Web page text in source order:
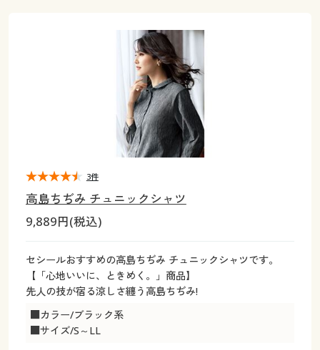
キッチン・雑貨・日用品
カーテン・ラグ・ファブリック
美容・健康・サプリメント
ジュニア・ティーンズ下着
大きいサイズ通販すべて
大きいサイズ レディース服
大きいサイズ レディース下着
大きいサイズ メンズ
大きいサイズ 事務・制服
カタログ
カタログ・チラシからのご注文
デジタルカタログ
カタログ無料プレゼント
カーテン・ラグ・ファブリック
ジュニア・ティーンズ下着
大きいサイズ レディース服
大きいサイズ レディース下着
大きいサイズ メンズ
大きいサイズ 事務・制服
カタログ
カタログ無料プレゼント
会員メニュー
高島ちぢみ チュニックシャツ
9,889円(税込)
セシールおすすめの高島ちぢみ チュニックシャツです。
【「心地いいに、ときめく。」商品】
先人の技が宿る涼しさ纏う高島ちぢみ!
■カラー/ブラック系
■サイズ/S～LL
3件